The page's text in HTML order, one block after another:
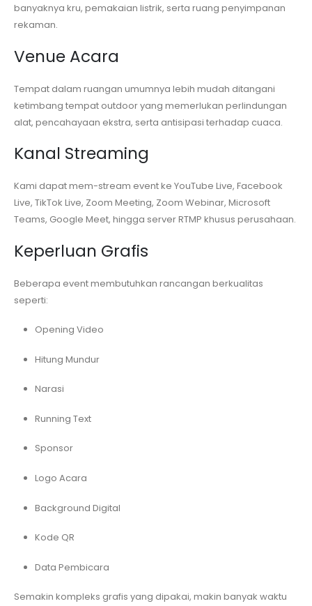
banyaknya kru, pemakaian listrik, serta ruang penyimpanan
rekaman.
Venue Acara
Tempat dalam ruangan umumnya lebih mudah ditangani
ketimbang tempat outdoor yang memerlukan perlindungan
alat, pencahayaan ekstra, serta antisipasi terhadap cuaca.
Kanal Streaming
Kami dapat mem-stream event ke YouTube Live, Facebook
Live, TikTok Live, Zoom Meeting, Zoom Webinar, Microsoft
Teams, Google Meet, hingga server RTMP khusus perusahaan.
Keperluan Grafis
Beberapa event membutuhkan rancangan berkualitas
seperti:
Opening Video
Hitung Mundur
Narasi
Running Text
Sponsor
Logo Acara
Background Digital
Kode QR
Data Pembicara
Semakin kompleks grafis yang dipakai, makin banyak waktu